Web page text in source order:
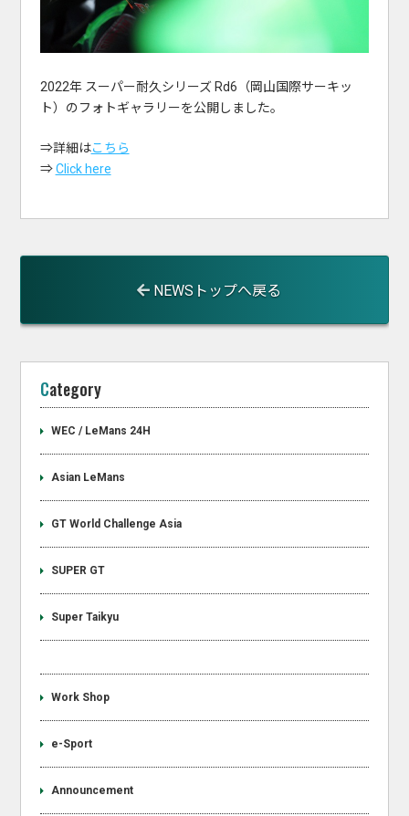
2022年 スーパー耐久シリーズ Rd6（岡山国際サーキッ
ト）のフォトギャラリーを公開しました。
⇒詳細はこちら
⇒Click here
NEWSトップへ戻る
Category
WEC / LeMans 24H
Asian LeMans
GT World Challenge Asia
SUPER GT
Super Taikyu
Work Shop
e-Sport
Announcement